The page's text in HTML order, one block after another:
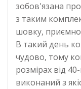
зобов'язана
з таким
шовку,
В такий день
чудово, тому
розмірах від
виконаний з